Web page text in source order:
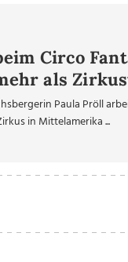
Circo
als
Paula Pröll
in Mittelamerika ...